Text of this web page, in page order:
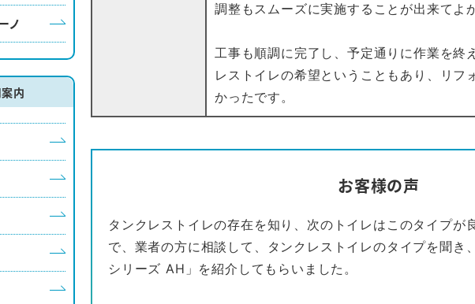
ノ
内
調整もスムーズに実施することが出来てよ
工事も順調に完了し、予定通りに作業を終
レストイレの希望ということもあり、リフ
かったです。
お客様の声
タンクレストイレの存在を知り、次のトイレはこのタイプが
で、業者の方に相談して、タンクレストイレのタイプを聞き
シリーズ AH」を紹介してもらいました。